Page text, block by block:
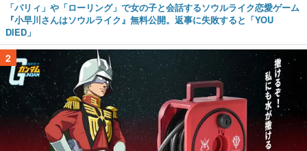
「パリィ」や「ローリング」で女の子と会話するソウルライク恋愛ゲーム
『小早川さんはソウルライク』無料公開。返事に失敗すると「YOU
DIED」
2